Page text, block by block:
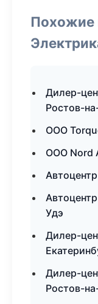
Похожие
Дилер-
Ростов-
ООО
ООО Nord
Удэ
Дилер-
Дилер-
Ростов-